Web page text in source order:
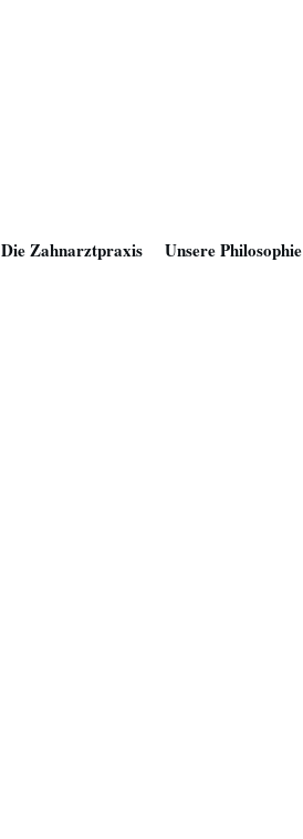
Die Zahnarztpraxis Unsere Philosophie